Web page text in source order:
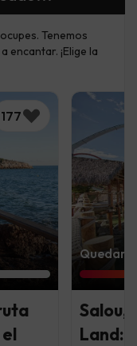
Tenemos
encantar. ¡Elige la
177
Quedan
Salou,
Land: